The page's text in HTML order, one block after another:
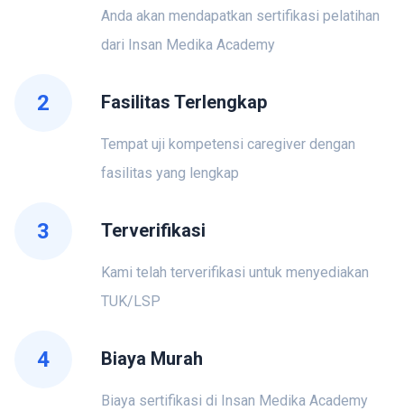
Anda akan mendapatkan sertifikasi pelatihan
dari Insan Medika Academy
2 Fasilitas Terlengkap
Tempat uji kompetensi caregiver dengan
fasilitas yang lengkap
3 Terverifikasi
Kami telah terverifikasi untuk menyediakan
TUK/LSP
4 Biaya Murah
Biaya sertifikasi di Insan Medika Academy